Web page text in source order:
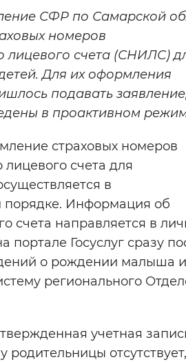
Цвет сайта
Инверсивный
Синий фон
Выключены
Звуковой ассистент
Остановить
стандартные настройки
СФР по Самарской
номеров
лицевого счета (СНИЛС)
Для их оформления
подавать
в проактивном
страховых номеров
счета для
в
порядке. Информация об
счета направляется в
портале Госуслуг сразу
о рождении малыша
регионального
учетная
родительницы отсутствует,